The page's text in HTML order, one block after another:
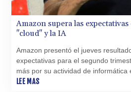
UYU
UZS
VES
VUV
WST
XAF
Amazon supera las
"cloud" y la IA
Amazon presentó el jueves
expectativas para el segundo
más por su actividad de informática
inteligencia artificial (IA), que se
LEE MAS